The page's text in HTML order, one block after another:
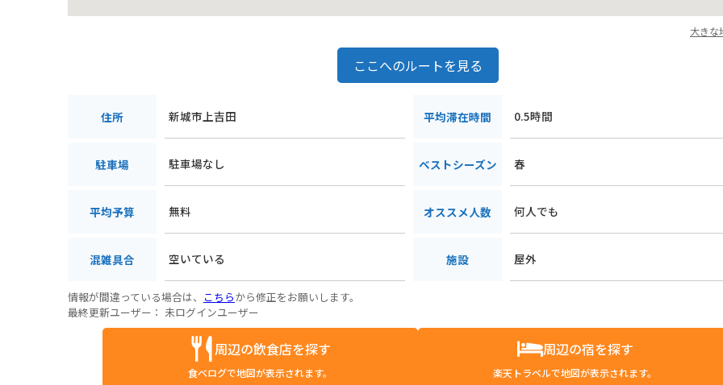
大きな
ここへのルートを見る
住所 新城市上吉田 平均滞在時間 0.5時間
駐車場 駐車場なし ベストシーズン 春
平均予算 無料 オススメ人数 何人でも
混雑具合 空いている 施設 屋外
情報が間違っている場合は、 こちらから修正をお願いします。
最終更新ユーザー： 未ログインユーザー
周辺の飲食店を探す
食べログで地図が表示されます。
周辺の宿を探す
楽天トラベルで地図が表示されます。